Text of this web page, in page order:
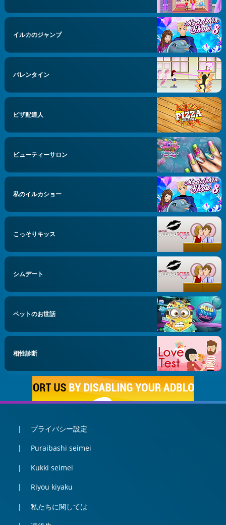
イルカのジャンプ
バレンタイン
ピザ配達人
ビューティーサロン
私のイルカショー
こっそりキッス
シムデート
ペットのお世話
相性診断
プライバシー設定
Puraibashi seimei
Kukki seimei
Riyou kiyaku
私たちに関しては